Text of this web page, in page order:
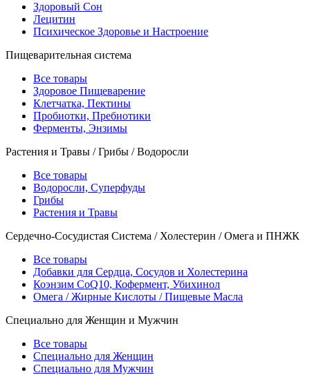
Здоровый Сон
Лецитин
Психическое Здоровье и Настроение
Пищеварительная система
Все товары
Здоровое Пищеварение
Клетчатка, Пектины
Пробиотки, Пребиотики
Ферменты, Энзимы
Растения и Травы / Грибы / Водоросли
Все товары
Водоросли, Суперфуды
Грибы
Растения и Травы
Сердечно-Сосудистая Система / Холестерин / Омега и ПНЖК
Все товары
Добавки для Сердца, Сосудов и Холестерина
Коэнзим CoQ10, Кофермент, Убихинол
Омега / Жирные Кислоты / Пищевые Масла
Специально для Женщин и Мужчин
Все товары
Специально для Женщин
Специально для Мужчин